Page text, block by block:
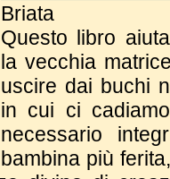
Briata
Questo libro a
la vecchia
uscire dai buchi
in cui ci
necessario
bambina più